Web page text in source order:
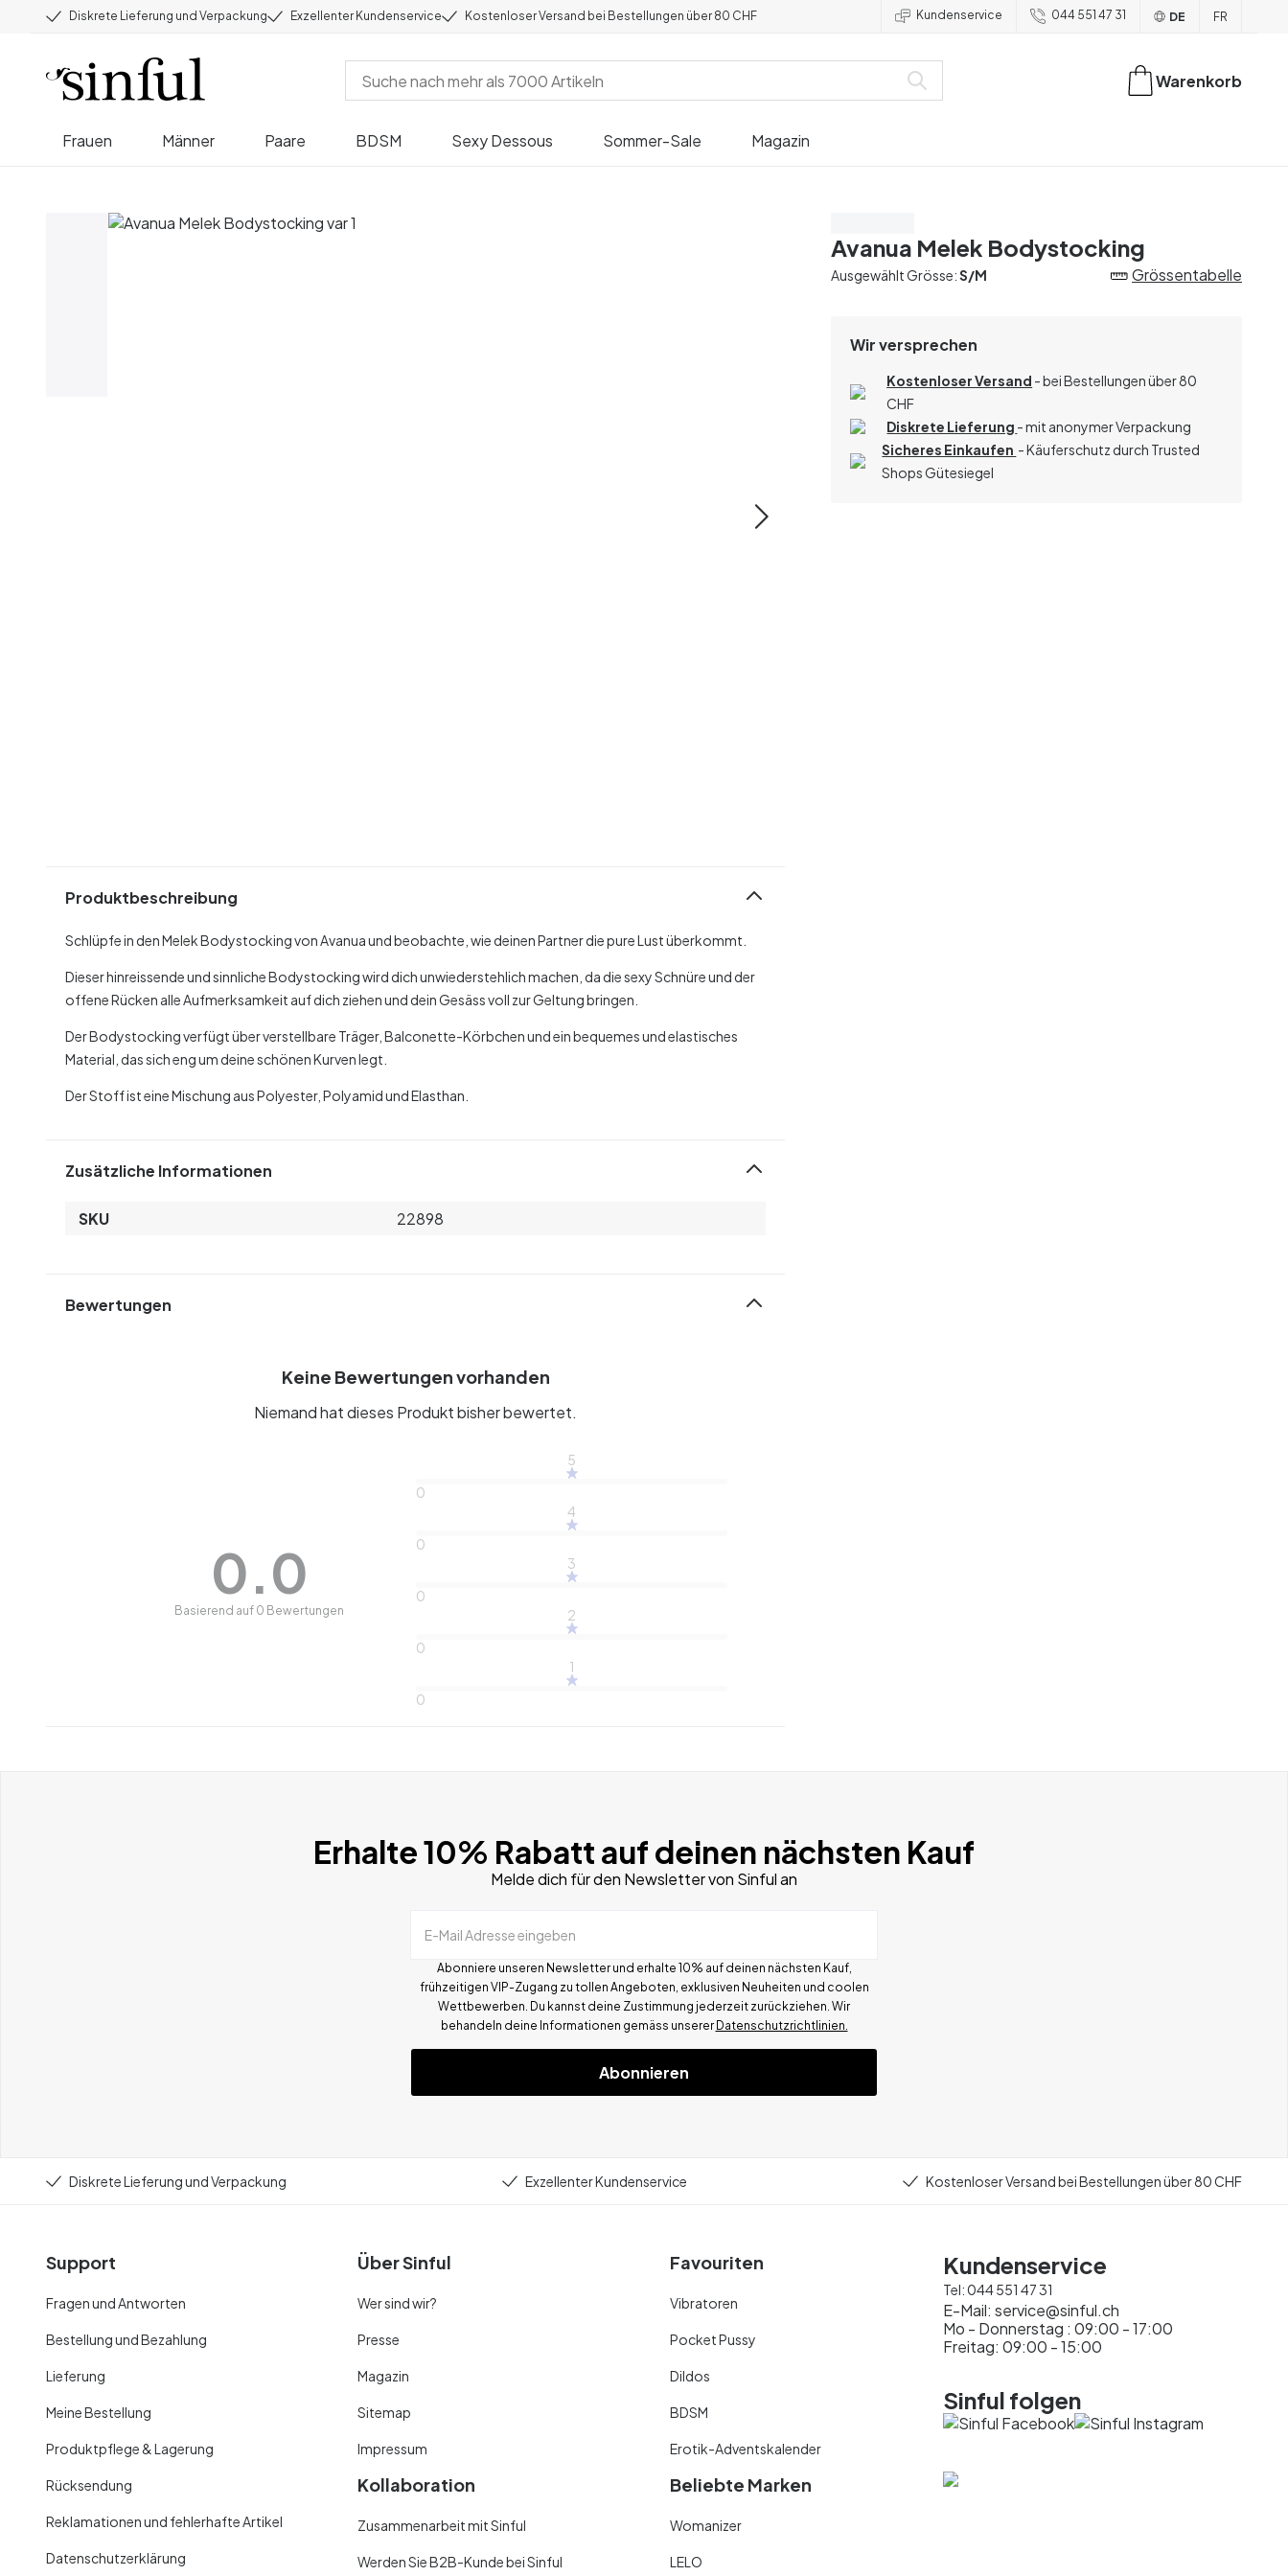
Diskrete Lieferung und Verpackung Exzellenter Kundenservice Kostenloser Versand bei Bestellungen über 80 CHF Kundenservice 044 551 47 31 DE FR
Frauen Männer Paare BDSM Sexy Dessous Sommer-Sale Magazin
Warenkorb
Avanua Melek Bodystocking
Ausgewählt Grösse:S/M Grössentabelle
Wir versprechen
Kostenloser Versand - bei Bestellungen über 80
CHF
Diskrete Lieferung - mit anonymer Verpackung
Sicheres Einkaufen - Käuferschutz durch Trusted
Shops Gütesiegel
Produktbeschreibung
Schlüpfe in den Melek Bodystocking von Avanua und beobachte, wie deinen Partner die pure Lust überkommt.
Dieser hinreissende und sinnliche Bodystocking wird dich unwiederstehlich machen, da die sexy Schnüre und der
offene Rücken alle Aufmerksamkeit auf dich ziehen und dein Gesäss voll zur Geltung bringen.
Der Bodystocking verfügt über verstellbare Träger, Balconette-Körbchen und ein bequemes und elastisches
Material, das sich eng um deine schönen Kurven legt.
Der Stoff ist eine Mischung aus Polyester, Polyamid und Elasthan.
Zusätzliche Informationen
SKU 22898
Bewertungen
Keine Bewertungen vorhanden
Niemand hat dieses Produkt bisher bewertet.
0.0
Basierend auf 0 Bewertungen
5
0
4
0
3
0
2
0
1
0
Erhalte 10% Rabatt auf deinen nächsten Kauf
Melde dich für den Newsletter von Sinful an
E-Mail Adresse eingeben
Abonniere unseren Newsletter und erhalte 10% auf deinen nächsten Kauf,
frühzeitigen VIP-Zugang zu tollen Angeboten, exklusiven Neuheiten und coolen
Wettbewerben. Du kannst deine Zustimmung jederzeit zurückziehen. Wir
behandeln deine Informationen gemäss unserer Datenschutzrichtlinien.
Abonnieren
Diskrete Lieferung und Verpackung Exzellenter Kundenservice Kostenloser Versand bei Bestellungen über 80 CHF
Support
Fragen und Antworten
Bestellung und Bezahlung
Lieferung
Meine Bestellung
Produktpflege & Lagerung
Rücksendung
Reklamationen und fehlerhafte Artikel
Datenschutzerklärung
Über Sinful
Wer sind wir?
Presse
Magazin
Sitemap
Impressum
Kollaboration
Zusammenarbeit mit Sinful
Werden Sie B2B-Kunde bei Sinful
Favouriten
Vibratoren
Pocket Pussy
Dildos
BDSM
Erotik-Adventskalender
Beliebte Marken
Womanizer
LELO
Kundenservice
Tel:044 551 47 31
E-Mail: service@sinful.ch
Mo - Donnerstag : 09:00 - 17:00
Freitag: 09:00 - 15:00
Sinful folgen